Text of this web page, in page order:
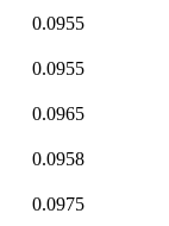
0.0955
0.0955
0.0965
0.0958
0.0975